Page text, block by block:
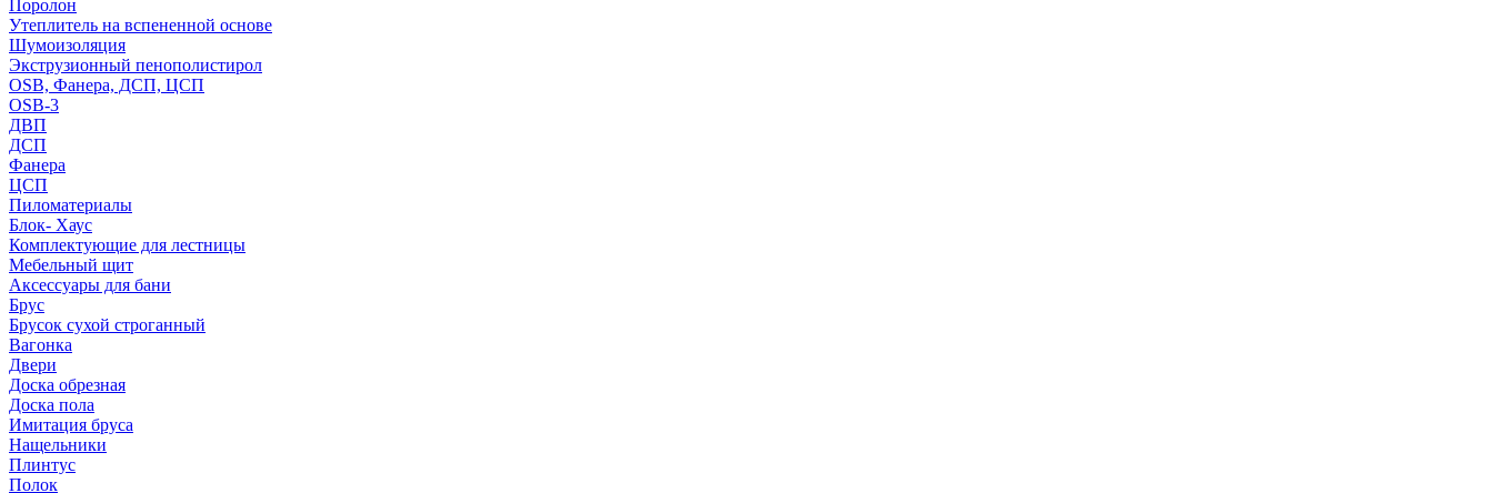
Поролон
Утеплитель на вспененной основе
Шумоизоляция
Экструзионный пенополистирол
OSB, Фанера, ДСП, ЦСП
OSB-3
ДВП
ДСП
Фанера
ЦСП
Пиломатериалы
Блок- Хаус
Комплектующие для лестницы
Мебельный щит
Аксессуары для бани
Брус
Брусок сухой строганный
Вагонка
Двери
Доска обрезная
Доска пола
Имитация бруса
Нащельники
Плинтус
Полок